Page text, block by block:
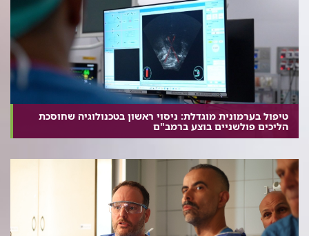
טיפול בערמונית מוגדלת: ניסוי ראשון בטכנולוגיה שחוסכת
הליכים פולשניים בוצע ברמב"ם